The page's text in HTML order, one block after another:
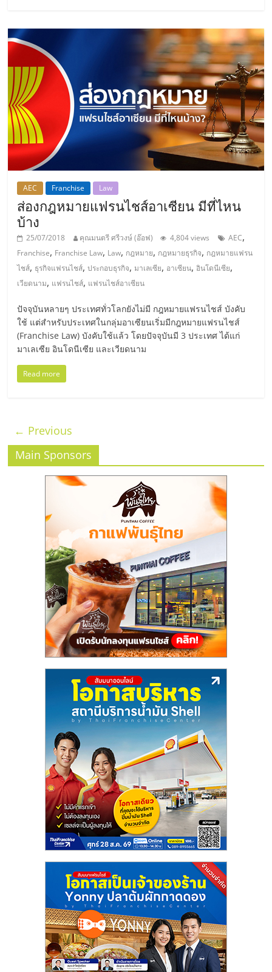
AEC Franchise Law
ส่องกฎหมายแฟรนไชส์อาเซียน มีที่ไหน
บ้าง
25/07/2018 คุณมนตรี ศรีวงษ์ (อ๊อฟ) 4,804 views AEC,
Franchise, Franchise Law, Law, กฎหมาย, กฎหมายธุรกิจ, กฎหมายแฟรน
ไชส์, ธุรกิจแฟรนไชส์,ประกอบธุรกิจ,มาเลเซีย, อาเซียน,อินโดนีเซีย,
เวียดนาม, แฟรนไชส์, แฟรนไชส์อาเซียน
ปัจจุบันหลายๆ ประเทศทั่วโลกยังไม่มี กฎหมายแฟรนไชส์ บังคับ
ใช้ แต่สำหรับประเทศในกลุ่มอาเซียนเริ่มมีกฎหมายแฟรนไชส์
(Franchise Law) บังคับใช้แล้ว โดยปัจจุบันมี 3 ประเทศ ได้แก่
มาเลเซีย อินโดนีเซีย และเวียดนาม
Read more
← Previous
Main Sponsors